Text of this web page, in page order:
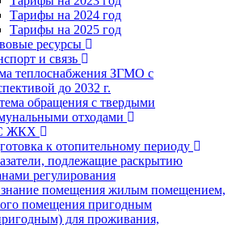
Тарифы на 2024 год
Тарифы на 2025 год
ресурсы
и связь
теплоснабжения ЗГМО с
до 2032 г.
обращения с твердыми
отходами
ЖКХ
к отопительному периоду
подлежащие раскрытию
регулирования
помещения жилым помещением,
помещения пригодным
для проживания,